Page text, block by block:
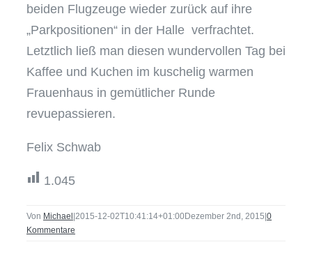
beiden Flugzeuge wieder zurück auf ihre
„Parkpositionen“ in der Halle verfrachtet.
Letztlich ließ man diesen wundervollen Tag bei
Kaffee und Kuchen im kuschelig warmen
Frauenhaus in gemütlicher Runde
revuepassieren.
Felix Schwab
1.045
Von Michael|2015-12-02T10:41:14+01:00Dezember 2nd, 2015|0
Kommentare